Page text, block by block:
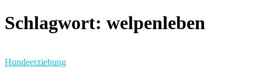
Schlagwort: welpenleben
Hundeerziehung